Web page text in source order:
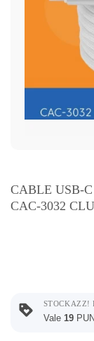
CABLE USB-
CAC-3032
STOCKAZZ!
Vale 19